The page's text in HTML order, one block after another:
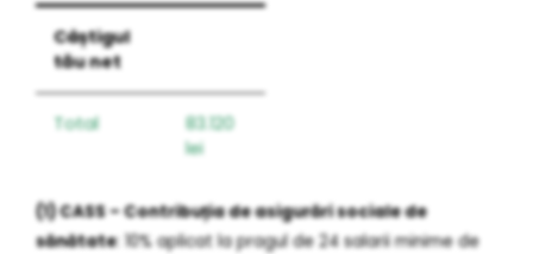
Câștigul
tău net
Total
83.120
lei
(1) CASS – Contribuția de asigurări sociale de
sănătate: 10% aplicat la pragul de 24 salarii minime de